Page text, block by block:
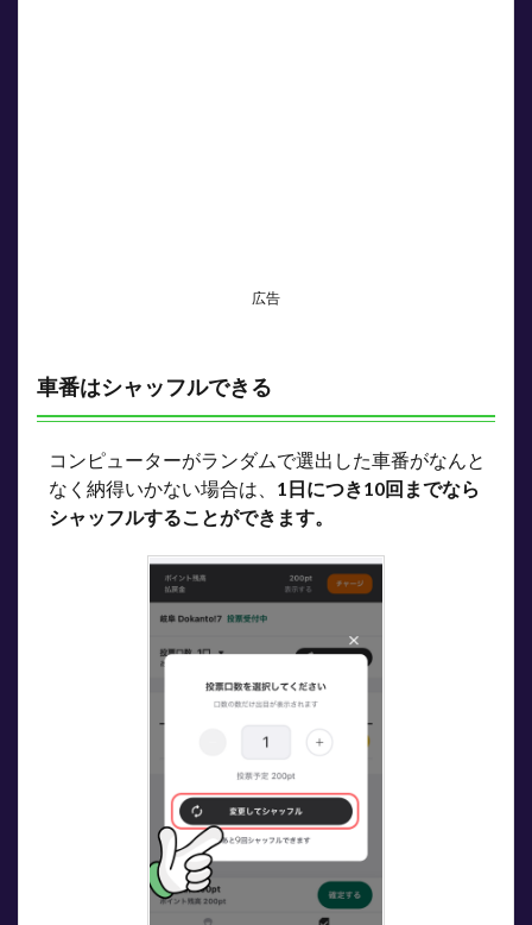
広告
車番はシャッフルできる
コンピューターがランダムで選出した車番がなんと
なく納得いかない場合は、 1日につき10回までなら
シャッフルすることができます。